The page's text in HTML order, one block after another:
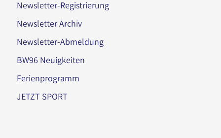
Newsletter-Registrierung
Newsletter Archiv
Newsletter-Abmeldung
BW96 Neuigkeiten
Ferienprogramm
JETZT SPORT